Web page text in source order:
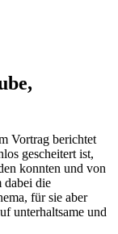
Vortrag berichtet
gescheitert ist,
konnten und von
dabei die
für sie aber
unterhaltsame und